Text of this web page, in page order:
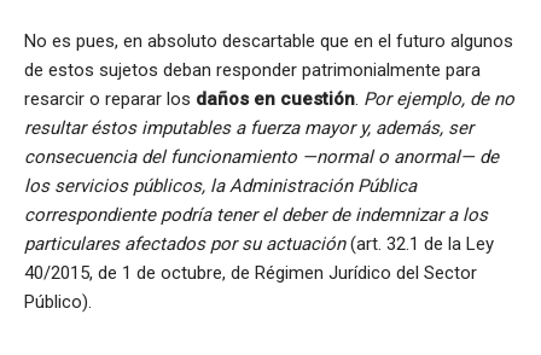
No es pues, en absoluto descartable que en el futuro algunos
de estos sujetos deban responder patrimonialmente para
resarcir o reparar los daños en cuestión. Por ejemplo, de no
resultar éstos imputables a fuerza mayor y, además, ser
consecuencia del funcionamiento —normal o anormal— de
los servicios públicos, la Administración Pública
correspondiente podría tener el deber de indemnizar a los
particulares afectados por su actuación(art. 32.1 de la Ley
40/2015, de 1 de octubre, de Régimen Jurídico del Sector
Público).